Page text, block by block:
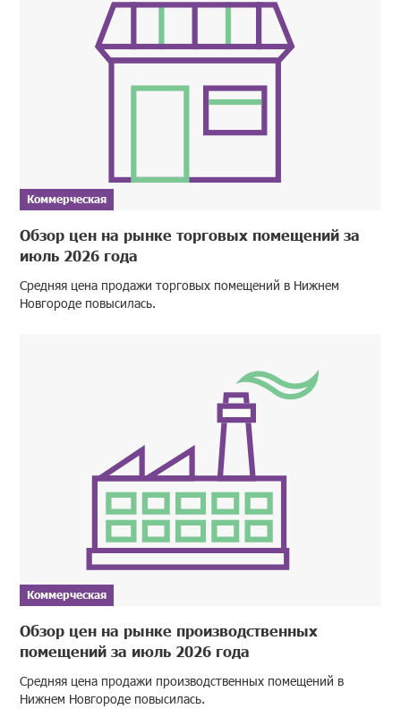
Коммерческая
Обзор цен на рынке торговых помещений за
июль 2026 года
Средняя цена продажи торговых помещений в Нижнем
Новгороде повысилась.
Коммерческая
Обзор цен на рынке производственных
помещений за июль 2026 года
Средняя цена продажи производственных помещений в
Нижнем Новгороде повысилась.